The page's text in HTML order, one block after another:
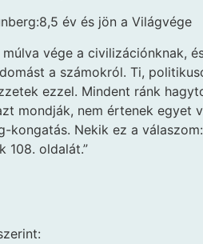
év és jön a Világvége
vége a civilizációnknak,
a számokról. Ti,
ezzel. Mindent ránk
mondják, nem értenek egyet
kongatás. Nekik ez a
108. oldalát.”